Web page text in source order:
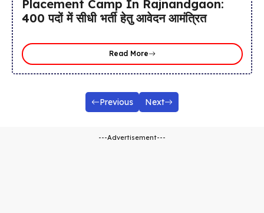
Placement Camp In Rajnandgaon:
400 पदों में सीधी भर्ती हेतु आवेदन आमंत्रित
Read More
Previous Next
---Advertisement---